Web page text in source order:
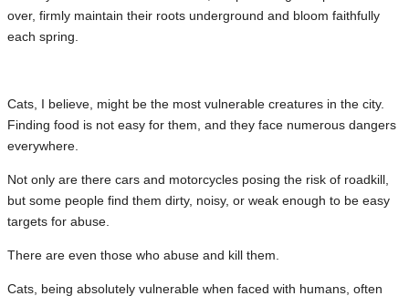
over, firmly maintain their roots underground and bloom faithfully
each spring.
Cats, I believe, might be the most vulnerable creatures in the city.
Finding food is not easy for them, and they face numerous dangers
everywhere.
Not only are there cars and motorcycles posing the risk of roadkill,
but some people find them dirty, noisy, or weak enough to be easy
targets for abuse.
There are even those who abuse and kill them.
Cats, being absolutely vulnerable when faced with humans, often